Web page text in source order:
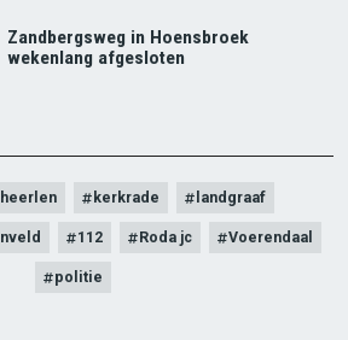
Zandbergsweg in Hoensbroek
wekenlang afgesloten
heerlen kerkrade landgraaf
112 Roda jc Voerendaal
politie